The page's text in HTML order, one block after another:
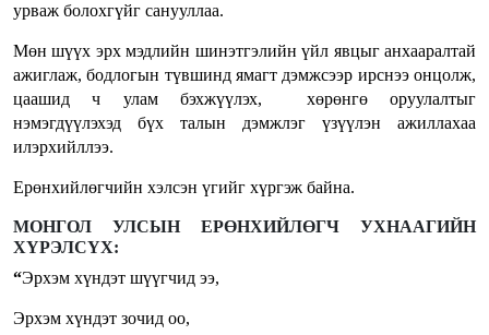
урваж болохгүйг санууллаа.
Мөн шүүх эрх мэдлийн шинэтгэлийн үйл явцыг анхааралтай
ажиглаж, бодлогын түвшинд ямагт дэмжсээр ирснээ онцолж,
цаашид ч улам бэхжүүлэх, хөрөнгө оруулалтыг
нэмэгдүүлэхэд бүх талын дэмжлэг үзүүлэн ажиллахаа
илэрхийллээ.
Ерөнхийлөгчийн хэлсэн үгийг хүргэж байна.
МОНГОЛ УЛСЫН ЕРӨНХИЙЛӨГЧ УХНААГИЙН
ХҮРЭЛСҮХ:
“Эрхэм хүндэт шүүгчид ээ,
Эрхэм хүндэт зочид оо,